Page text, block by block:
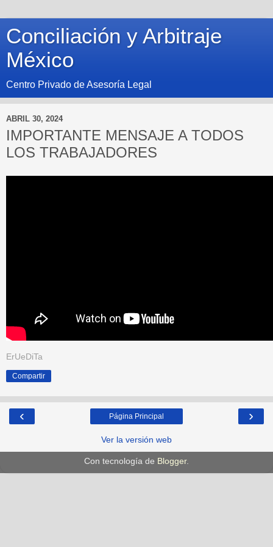
Conciliación y Arbitraje
México
Centro Privado de Asesoría Legal
ABRIL 30, 2024
IMPORTANTE MENSAJE A TODOS
LOS TRABAJADORES
ErUeDiTa
Compartir
‹ ›
Página Principal
Ver la versión web
Con tecnología de Blogger.